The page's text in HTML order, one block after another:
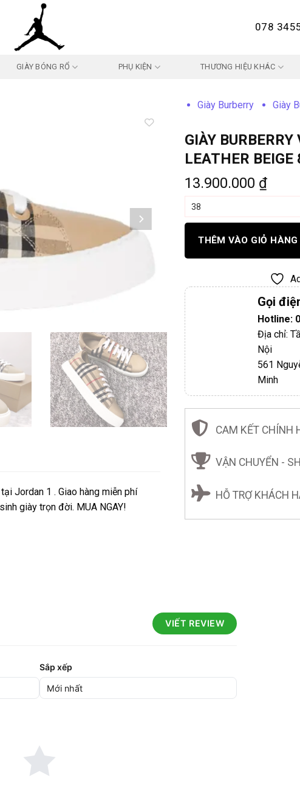
078
GIÀY BÓNG RỔ PHỤ KIỆN THƯƠNG HIỆU KHÁC
Jordan 1 . Giao hàng miễn phí
giày trọn đời. MUA NGAY!
Giày Burberry Giày
GIÀY
LEATHER
13.900.000 ₫
THÊM VÀO GIỎ HÀNG
Gọi
Hotline:
Địa chỉ:
Nội
561
Minh
CAM KẾT CHÍNH
VẬN CHUYỂN -
HỖ TRỢ KHÁCH
VIẾT REVIEW
Sắp xếp